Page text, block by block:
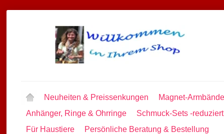
Neuheiten & Preissenkungen
Magnet-
Anhänger, Ringe & Ohrringe
Schmuck-Sets -
Für Haustiere
Persönliche Beratung & Bestellung